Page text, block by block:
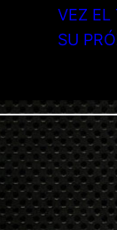
VEZ EL
SU